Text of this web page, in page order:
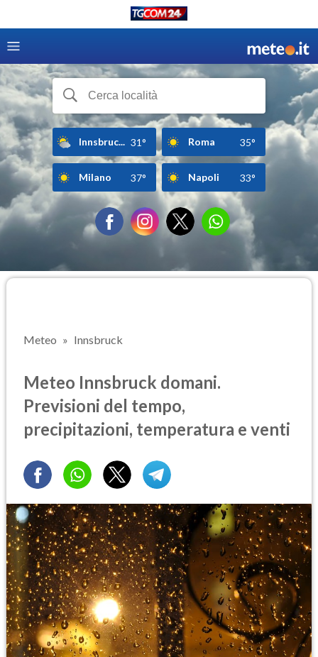
Innsbruc... 31° Roma 35°
Milano 37° Napoli 33°
Meteo Innsbruck
Meteo Innsbruck domani.
Previsioni del tempo,
precipitazioni, temperatura e venti